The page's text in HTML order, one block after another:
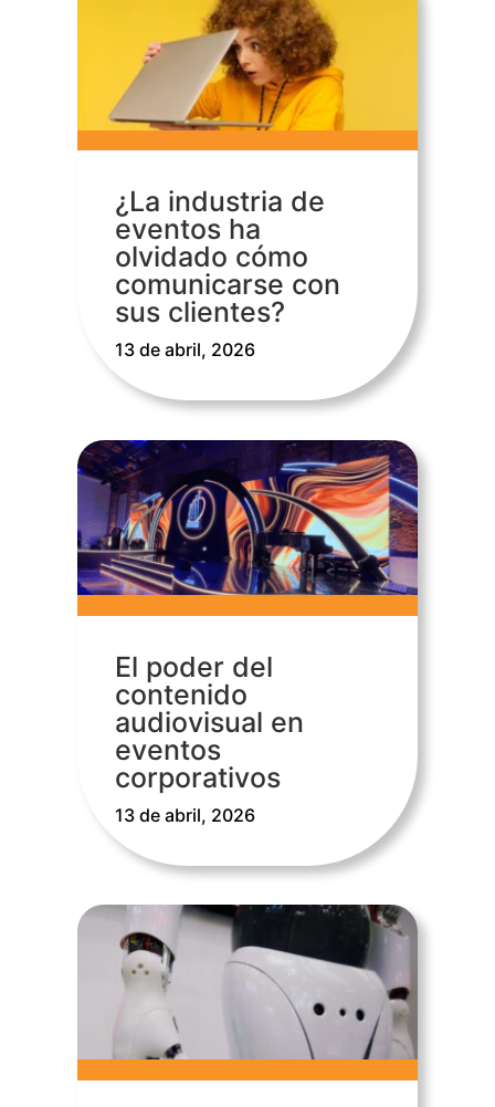
¿La industria de
eventos ha
olvidado cómo
comunicarse con
sus clientes?
13 de abril, 2026
El poder del
contenido
audiovisual en
eventos
corporativos
13 de abril, 2026